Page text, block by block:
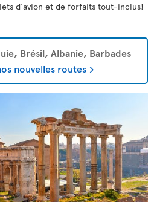
d'avion et de forfaits tout-inclus!
Brésil, Albanie, Barbades
nouvelles routes